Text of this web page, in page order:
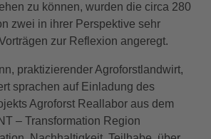
zu können, wurden die circa 280
zwei in ihrer Perspektive sehr
zur Reflexion angeregt.
praktizierender Agroforstlandwirt,
sprachen auf Einladung des
Agroforst Reallabor aus dem
– Transformation Region